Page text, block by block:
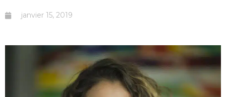
janvier 15, 2019